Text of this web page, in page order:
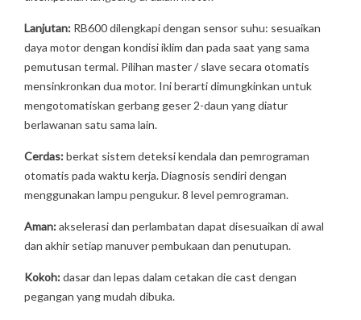
Lanjutan: RB600 dilengkapi dengan sensor suhu: sesuaikan
daya motor dengan kondisi iklim dan pada saat yang sama
pemutusan termal. Pilihan master / slave secara otomatis
mensinkronkan dua motor. Ini berarti dimungkinkan untuk
mengotomatiskan gerbang geser 2-daun yang diatur
berlawanan satu sama lain.
Cerdas:berkat sistem deteksi kendala dan pemrograman
otomatis pada waktu kerja. Diagnosis sendiri dengan
menggunakan lampu pengukur. 8 level pemrograman.
Aman:akselerasi dan perlambatan dapat disesuaikan di awal
dan akhir setiap manuver pembukaan dan penutupan.
Kokoh:dasar dan lepas dalam cetakan die cast dengan
pegangan yang mudah dibuka.